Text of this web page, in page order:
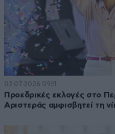
02·07·2026 09:11
Προεδρικές εκλογές στο
Αριστεράς αμφισβητεί τη